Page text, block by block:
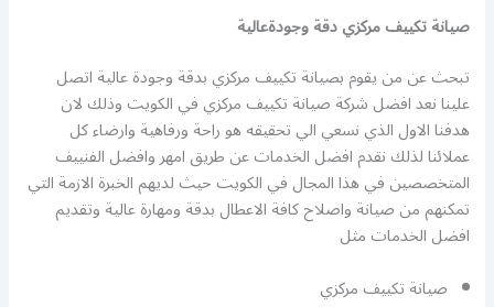
صيانة تكييف مركزي دقة وجودةعالية
تبحث عن من يقوم بصيانة تكييف مركزي بدقة وجودة عالية اتصل
علينا نعد افضل شركة صيانة تكييف مركزي في الكويت وذلك لان
هدفنا الاول الذي نسعي الي تحقيقه هو راحة ورفاهية وارضاء كل
عملائنا لذلك نقدم افضل الخدمات عن طريق امهر وافضل الفنييف
المتخصصين في هذا المجال في الكويت حيث لديهم الخبرة الازمة التي
تمكنهم من صيانة واصلاح كافة الاعطال بدقة ومهارة عالية وتقديم
افضل الخدمات مثل
صيانة تكييف مركزي